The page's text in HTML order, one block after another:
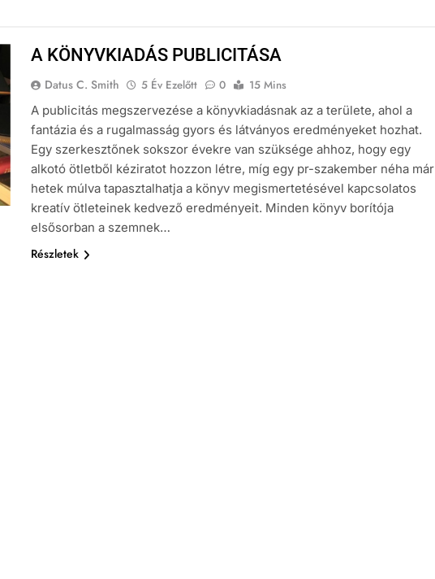
A KÖNYVKIADÁS PUBLICITÁSA
Datus C. Smith 5 Év Ezelőtt 0
15 Mins
A publicitás megszervezése a könyvkiadásnak az a területe, ahol a
fantázia és a rugalmasság gyors és látványos eredményeket hozhat.
Egy szerkesztőnek sokszor évekre van szüksége ahhoz, hogy egy
alkotó ötletből kéziratot hozzon létre, míg egy pr-szakember néha már
hetek múlva tapasztalhatja a könyv megismertetésével kapcsolatos
kreatív ötleteinek kedvező eredményeit. Minden könyv borítója
elsősorban a szemnek…
Részletek